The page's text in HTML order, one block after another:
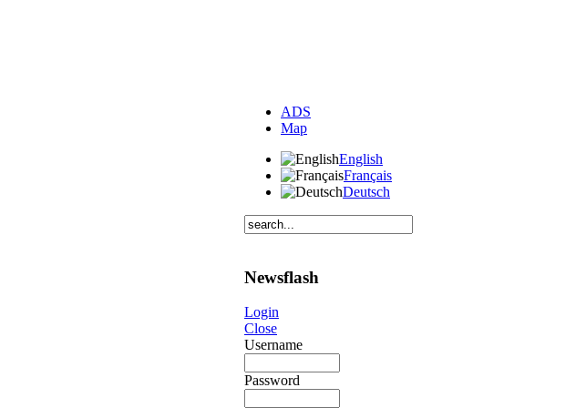
ADS
Map
English
Français
Deutsch
Newsflash
Login
Close
Username
Password